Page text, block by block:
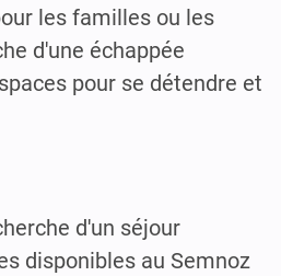
les familles ou les
d'une échappée
pour se détendre et
d'un séjour
disponibles au Semnoz